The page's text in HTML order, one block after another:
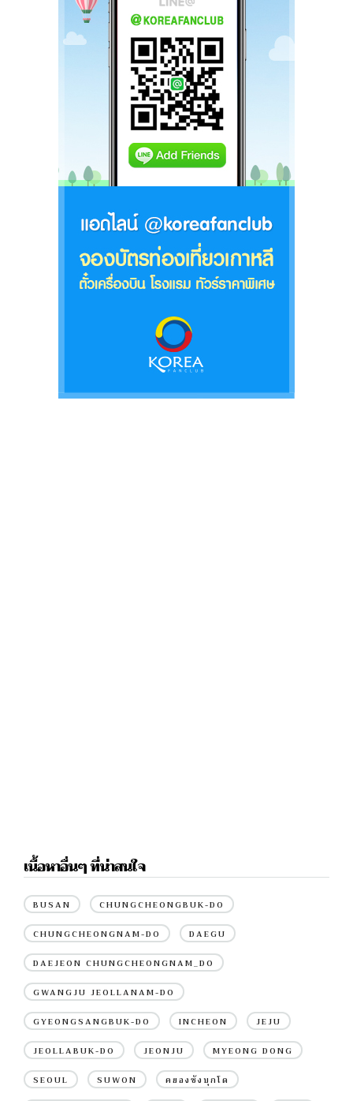
เนื้อหาอื่นๆ ที่น่าสนใจ
BUSAN CHUNGCHEONGBUK-DO
CHUNGCHEONGNAM-DO DAEGU
DAEJEON CHUNGCHEONGNAM_DO
GWANGJU JEOLLANAM-DO
GYEONGSANGBUK-DO INCHEON JEJU
JEOLLABUK-DO JEONJU MYEONG DONG
SEOUL SUWON คยองซังบุกโด